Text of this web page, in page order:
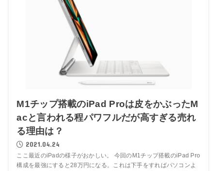
M1チップ搭載のiPad Proは皮をかぶったM
acと言われる程パワフルだが高すぎる売れ
る理由は？
2021.04.24
ここ最近のiPadの様子がおかしい。 今回のM1チップ搭載のiPad Pro
構成を最強にすると28万円になる。これは下手をすればパソコンよ